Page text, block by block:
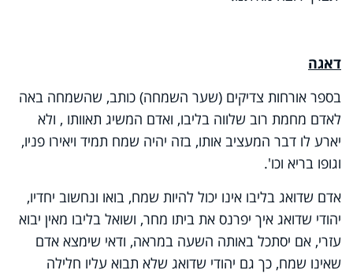
דאגה
בספר אורחות צדיקים (שער השמחה) כותב, שהשמחה באה
לאדם מחמת רוב שלווה בליבו, ואדם המשיג תאוותו , ולא
יארע לו דבר המעציב אותו, בזה יהיה שמח תמיד ויאירו פניו,
וגופו בריא וכו'.
אדם שדואג בליבו אינו יכול להיות שמח, בואו ונחשוב יחדיו,
יהודי שדואג איך יפרנס את ביתו מחר, ושואל בליבו מאין יבוא
עזרי, אם יסתכל באותה השעה במראה, ודאי שימצא אדם
שאינו שמח, כך גם יהודי שדואג שלא תבוא עליו חלילה